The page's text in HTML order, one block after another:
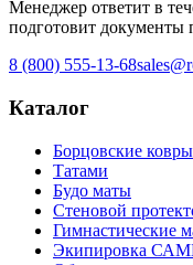
Менеджер ответит в
подготовит документы
8 (800) 555-13-68
Каталог
Борцовские ковры
Татами
Будо маты
Стеновой
Гимнастические
Экипировка